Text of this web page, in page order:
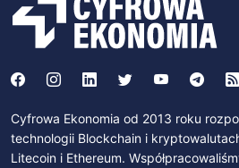
Cyfrowa Ekonomia od 2013 roku
technologii Blockchain i
Litecoin i Ethereum.